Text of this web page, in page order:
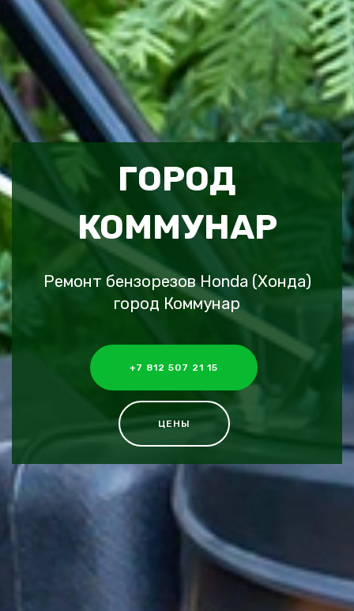
ГОРОД
КОММУНАР
Ремонт бензорезов Honda (Хонда)
город Коммунар
+7 812 507 21 15
ЦЕНЫ